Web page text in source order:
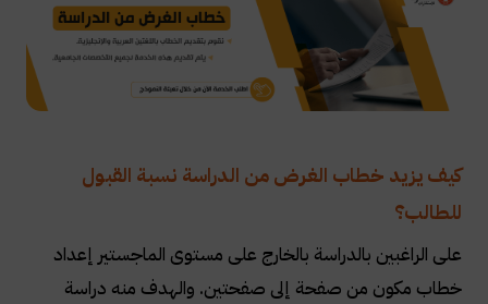
كيف يزيد خطاب الغرض من الدراسة نسبة القبول
للطالب؟
على الراغبين بالدراسة بالخارج على مستوى الماجستير إعداد
خطاب مكون من صفحة إلى صفحتين. والهدف منه دراسة